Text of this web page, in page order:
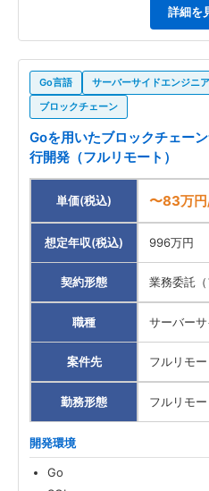
詳細を
Go言語 サーバーサイドエンジニア
ブロックチェーン
Goを用いたブロックチェー
行開発（フルリモート）
単価(税込) 〜83万
想定年収(税込) 996万円
契約形態 業務委託（
職種 サーバー
案件先 フルリモー
勤務形態 フルリモー
開発環境
Go